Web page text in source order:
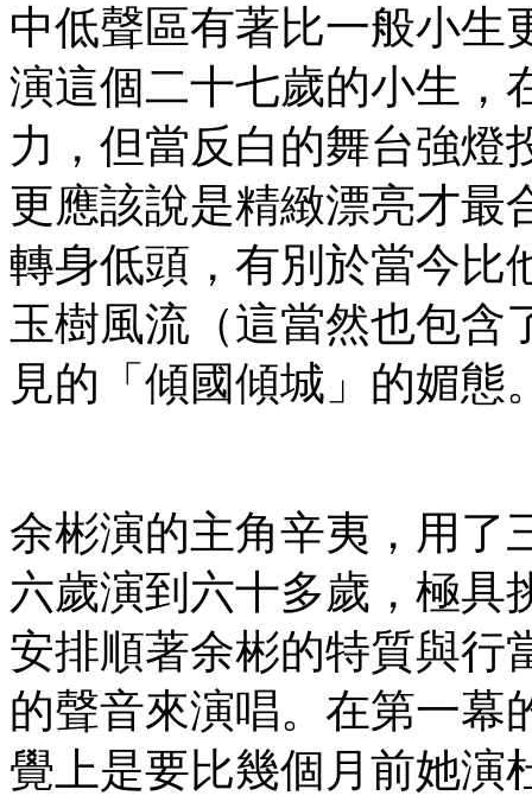
中低聲區有著比一般小生
演這個二十七歲的小生，
力，但當反白的舞台強燈
更應該說是精緻漂亮才最
轉身低頭，有別於當今比
玉樹風流（這當然也包含
見的「傾國傾城」的媚態
余彬演的主角辛夷，用了
六歲演到六十多歲，極具
安排順著余彬的特質與行
的聲音來演唱。在第一幕
覺上是要比幾個月前她演